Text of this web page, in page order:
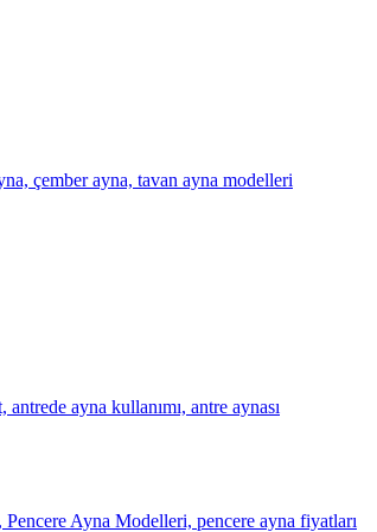
çember ayna, tavan ayna modelleri
ayna kullanımı, antre aynası
Ayna Modelleri, pencere ayna fiyatları